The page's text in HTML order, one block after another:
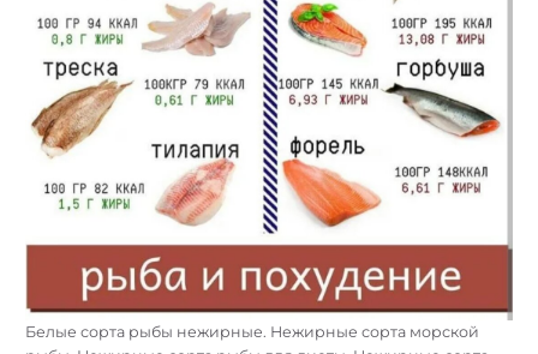
Белые сорта рыбы нежирные. Нежирные сорта морской